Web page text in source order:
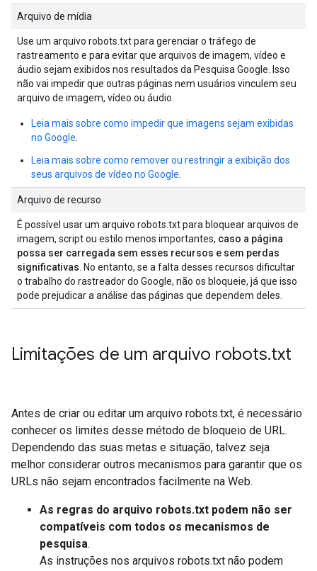
Arquivo de mídia
Use um arquivo robots.txt para gerenciar o tráfego de
rastreamento e para evitar que arquivos de imagem, vídeo e
áudio sejam exibidos nos resultados da Pesquisa Google. Isso
não vai impedir que outras páginas nem usuários vinculem seu
arquivo de imagem, vídeo ou áudio.
Leia mais sobre como impedir que imagens sejam exibidas
no Google
Leia mais sobre como remover ou restringir a exibição dos
seus arquivos de vídeo no Google
Arquivo de recurso
É possível usar um arquivo robots.txt para bloquear arquivos de
imagem, script ou estilo menos importantes, caso a página
possa ser carregada sem esses recursos e sem perdas
significativas . No entanto, se a falta desses recursos dificultar
o trabalho do rastreador do Google, não os bloqueie, já que isso
pode prejudicar a análise das páginas que dependem deles.
Limitações de um arquivo robots.txt
Antes de criar ou editar um arquivo robots.txt, é necessário
conhecer os limites desse método de bloqueio de URL.
Dependendo das suas metas e situação, talvez seja
melhor considerar outros mecanismos para garantir que os
URLs não sejam encontrados facilmente na Web.
As regras do arquivo robots.txt podem não ser
compatíveis com todos os mecanismos de
pesquisa.
As instruções nos arquivos robots.txt não podem